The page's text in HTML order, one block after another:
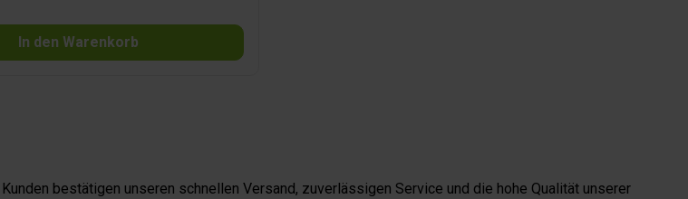
In den Warenkorb
bestätigen unseren schnellen Versand, zuverlässigen Service und die hohe Qualität unserer